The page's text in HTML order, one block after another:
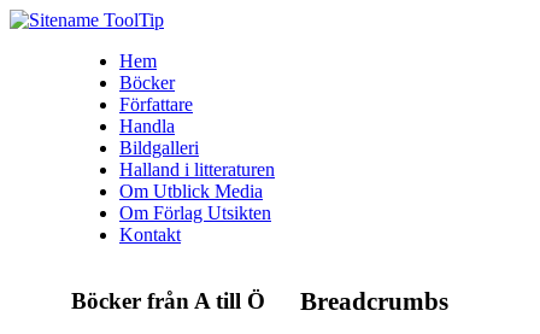
Hem
Böcker
Författare
Handla
Bildgalleri
Halland i litteraturen
Om Utblick Media
Om Förlag Utsikten
Kontakt
Böcker från A till Ö Breadcrumbs